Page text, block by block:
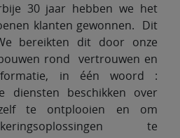
30 jaar hebben we het
klanten gewonnen. Dit
bereikten dit door onze
rond vertrouwen en
in één woord :
diensten beschikken over
te ontplooien en om
te